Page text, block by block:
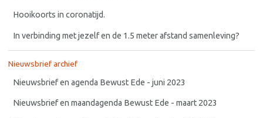
Hooikoorts in coronatijd.
In verbinding met jezelf en de 1.5 meter afstand samenleving?
Nieuwsbrief archief
Nieuwsbrief en agenda Bewust Ede - juni 2023
Nieuwsbrief en maandagenda Bewust Ede - maart 2023